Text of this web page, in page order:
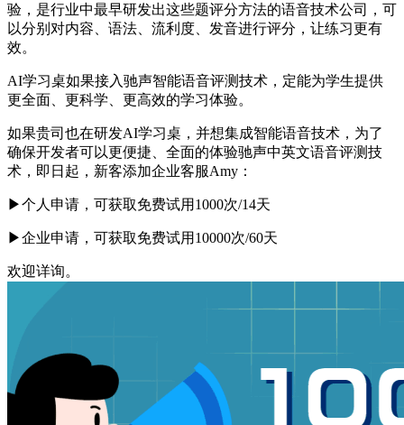
验，是行业中最早研发出这些题评分方法的语音技术公司，可
以分别对内容、语法、流利度、发音进行评分，让练习更有
效。
AI学习桌如果接入驰声智能语音评测技术，定能为学生提供
更全面、更科学、更高效的学习体验。
如果贵司也在研发AI学习桌，并想集成智能语音技术，为了
确保开发者可以更便捷、全面的体验驰声中英文语音评测技
术，即日起，新客添加企业客服Amy：
▶个人申请，可获取免费试用1000次/14天
▶企业申请，可获取免费试用10000次/60天
欢迎详询。